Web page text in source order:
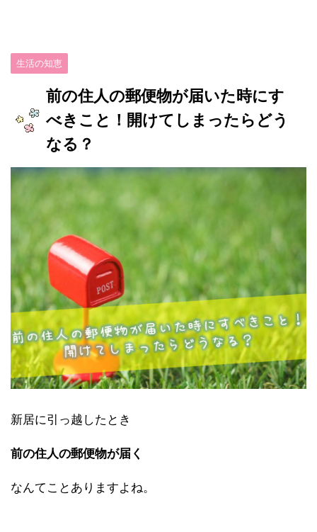
生活の知恵
前の住人の郵便物が届いた時にす
べきこと！開けてしまったらどう
なる？
新居に引っ越したとき
前の住人の郵便物が届く
なんてことありますよね。